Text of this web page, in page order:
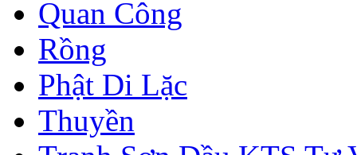
Quan Công
Rồng
Phật Di Lặc
Thuyền